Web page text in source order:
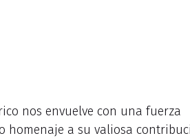
nos envuelve con una fuerza
homenaje a su valiosa